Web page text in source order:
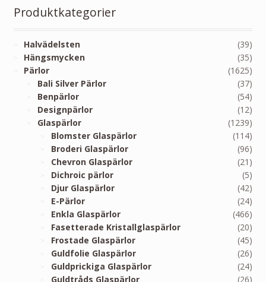
Produktkategorier
Halvädelsten
(39)
Hängsmycken
(35)
Pärlor
(1625)
Bali Silver Pärlor
(37)
Benpärlor
(54)
Designpärlor
(12)
Glaspärlor
(1239)
Blomster Glaspärlor
(114)
Broderi Glaspärlor
(96)
Chevron Glaspärlor
(21)
Dichroic pärlor
(5)
Djur Glaspärlor
(42)
E-Pärlor
(24)
Enkla Glaspärlor
(466)
Fasetterade Kristallglaspärlor
(20)
Frostade Glaspärlor
(45)
Guldfolie Glaspärlor
(26)
Guldprickiga Glaspärlor
(24)
Guldtråds Glaspärlor
(26)